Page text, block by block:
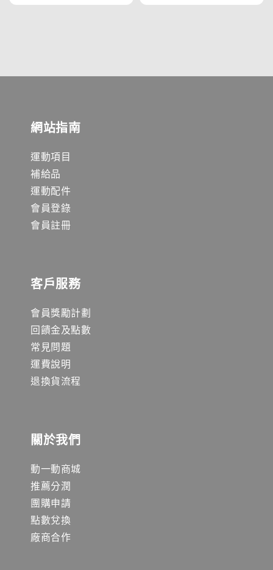
網站指南
運動項目
補給品
運動配件
會員登錄
會員註冊
客戶服務
會員獎勵計劃
回饋金及點數
常見問題
運費說明
退換貨流程
關於我們
動一動商城
推薦分潤
團購申請
點數兌換
廠商合作